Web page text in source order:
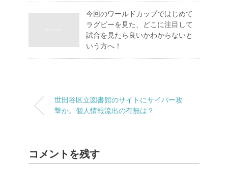
今回のワールドカップではじめて
ラグビーを見た、どこに注目して
試合を見たら良いかわからないと
いう方へ！
世田谷区立図書館のサイトにサイバー攻
撃か。個人情報流出の有無は？
コメントを残す